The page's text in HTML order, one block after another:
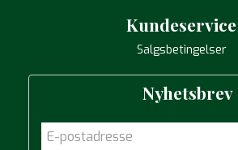
Kundeservice
Salgsbetingelser
Nyhetsbrev